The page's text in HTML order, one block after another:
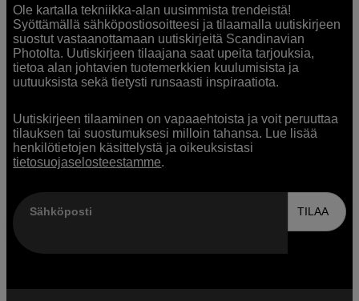
Ole kartalla tekniikka-alan uusimmista trendeistä!
Syöttämällä sähköpostiosoitteesi ja tilaamalla uutiskirjeen
suostut vastaanottamaan uutiskirjeitä Scandinavian
Photolta. Uutiskirjeen tilaajana saat upeita tarjouksia,
tietoa alan johtavien tuotemerkkien kuulumisista ja
uutuuksista sekä tietysti runsaasti inspiraatiota.
Uutiskirjeen tilaaminen on vapaaehtoista ja voit peruuttaa
tilauksen tai suostumuksesi milloin tahansa. Lue lisää
henkilötietojen käsittelystä ja oikeuksistasi
tietosuojaselosteestamme.
Sähköposti TILAA